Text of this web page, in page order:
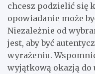
chcesz podzielić się
opowiadanie może
Niezależnie od
jest, aby być
wyrażeniu.
wyjątkową okazją do